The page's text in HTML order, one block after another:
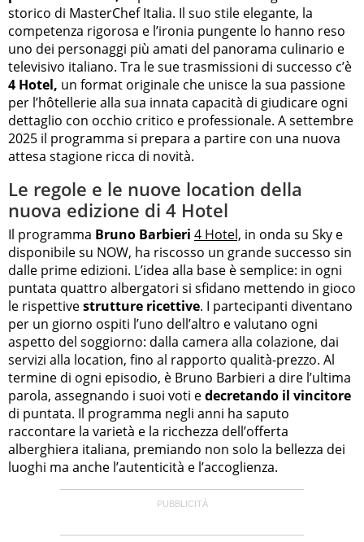
storico di MasterChef Italia. Il suo stile elegante, la
competenza rigorosa e l’ironia pungente lo hanno reso
uno dei personaggi più amati del panorama culinario e
televisivo italiano. Tra le sue trasmissioni di successo c’è
4 Hotel, un format originale che unisce la sua passione
per l’hôtellerie alla sua innata capacità di giudicare ogni
dettaglio con occhio critico e professionale. A settembre
2025 il programma si prepara a partire con una nuova
attesa stagione ricca di novità.
Le regole e le nuove location della
nuova edizione di 4 Hotel
Il programma Bruno Barbieri 4 Hotel, in onda su Sky e
disponibile su NOW, ha riscosso un grande successo sin
dalle prime edizioni. L’idea alla base è semplice: in ogni
puntata quattro albergatori si sfidano mettendo in gioco
le rispettivestrutture ricettive. I partecipanti diventano
per un giorno ospiti l’uno dell’altro e valutano ogni
aspetto del soggiorno: dalla camera alla colazione, dai
servizi alla location, fino al rapporto qualità-prezzo. Al
termine di ogni episodio, è Bruno Barbieri a dire l’ultima
parola, assegnando i suoi voti edecretando il vincitore
di puntata. Il programma negli anni ha saputo
raccontare la varietà e la ricchezza dell’offerta
alberghiera italiana, premiando non solo la bellezza dei
luoghi ma anche l’autenticità e l’accoglienza.